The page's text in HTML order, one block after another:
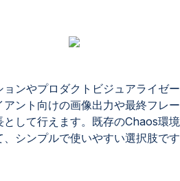
ンやプロダクトビジュアライゼ
ント向けの画像出力や最終フレ
して行えます。既存のChaos環
シンプルで使いやすい選択肢で